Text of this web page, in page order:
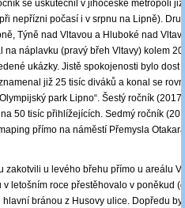
se uskutečnil v jihočeské metropoli
nepřízni počasí i v srpnu na Lipně).
Týně nad Vltavou a Hluboké nad
na náplavku (pravý břeh Vltavy) kolem
ukázky. Jistě spokojenosti bylo dost
již 25 tisíc diváků a konal se
park Lipno“. Šestý ročník
50 tisíc přihlížejících. Sedmý ročník
přímo na náměstí Přemysla
zakotvili u levého břehu přímo u areálu
letošním roce přestěhovalo v poněkud
bránou z Husovy ulice. Dopředu